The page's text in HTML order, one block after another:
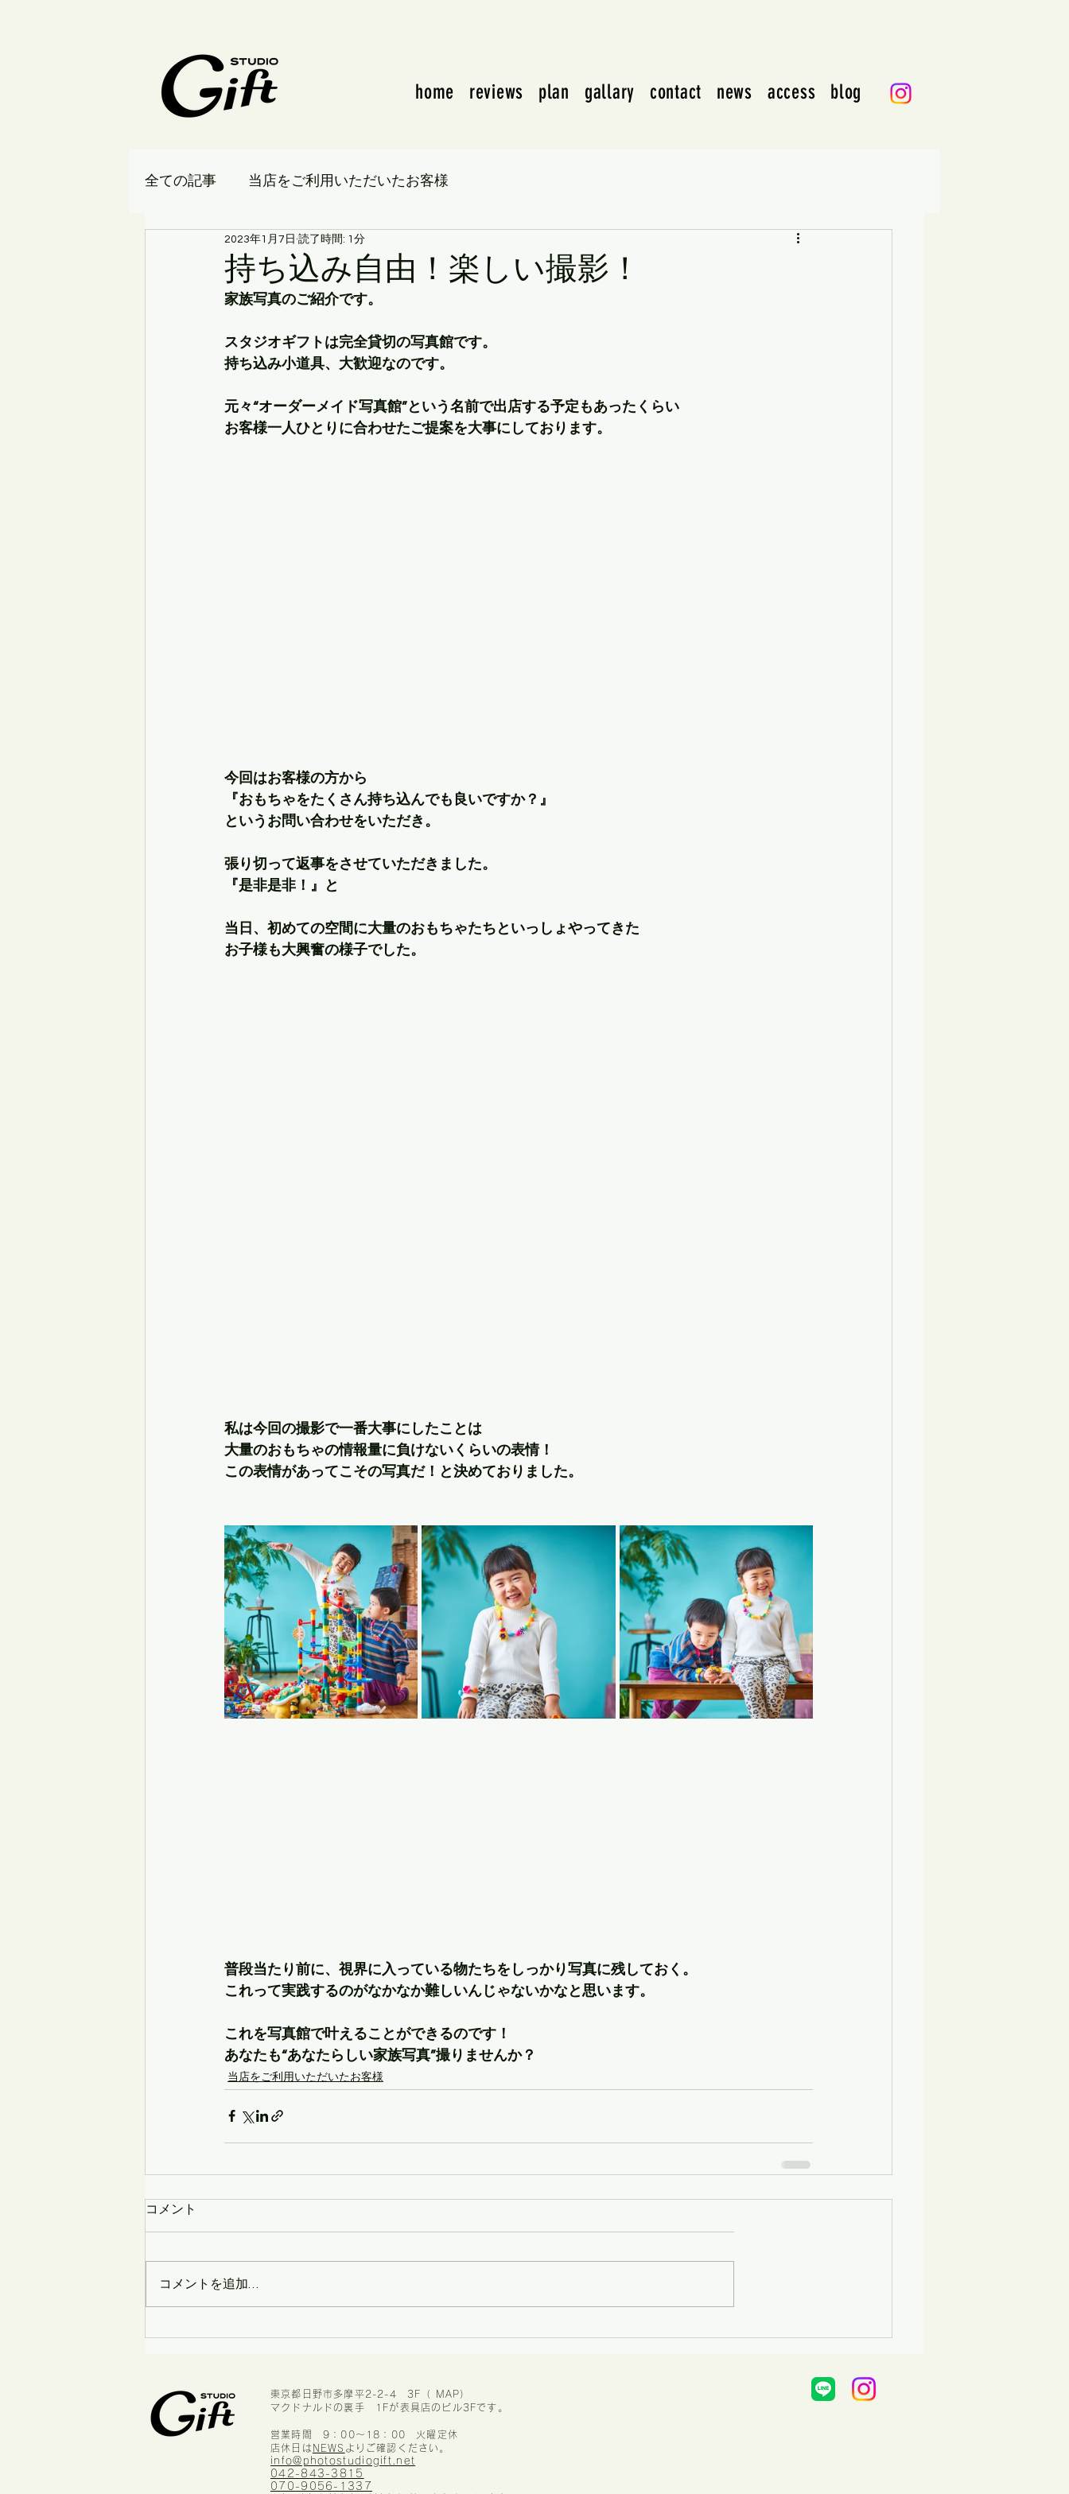
home reviews plan gallary contact news access blog
全ての記事 当店をご利用いただいたお客様
持ち込み自由！楽しい撮影！
2023年1月7日 読了時間: 1分
家族写真のご紹介です。
スタジオギフトは完全貸切の写真館です。
持ち込み小道具、大歓迎なのです。
元々“オーダーメイド写真館”という名前で出店する予定もあったくらい
お客様一人ひとりに合わせたご提案を大事にしております。
今回はお客様の方から
『おもちゃをたくさん持ち込んでも良いですか？』
というお問い合わせをいただき。
張り切って返事をさせていただきました。
『是非是非！』と
当日、初めての空間に大量のおもちゃたちといっしょやってきた
お子様も大興奮の様子でした。
私は今回の撮影で一番大事にしたことは
大量のおもちゃの情報量に負けないくらいの表情！
この表情があってこその写真だ！と決めておりました。
普段当たり前に、視界に入っている物たちをしっかり写真に残しておく。
これって実践するのがなかなか難しいんじゃないかなと思います。
これを写真館で叶えることができるのです！
あなたも“あなたらしい家族写真”撮りませんか？
当店をご利用いただいたお客様
コメント
コメントを追加…
東京都日野市多摩平2-2-4 3F（ MAP）
マクドナルドの裏手 1Fが表具店のビル3Fです。
営業時間 9：00～18：00 火曜定休
店休日は NEWS よりご確認ください。
info@photostudiogift.net
042-843-3815
070-9056-1337